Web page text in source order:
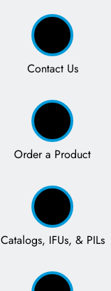
Contact Us
Order a Product
Catalogs, IFUs, & PILs